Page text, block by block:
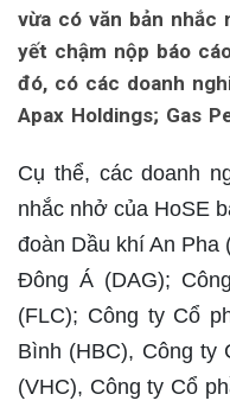
vừa có văn bản nhắc
yết chậm nộp báo
đó, có các doanh
Apax Holdings; Gas
Cụ thể, các doanh
nhắc nhở của HoSE
đoàn Dầu khí An Pha
Đông Á (DAG);
(FLC); Công ty Cổ
Bình (HBC), Công ty
(VHC), Công ty Cổ